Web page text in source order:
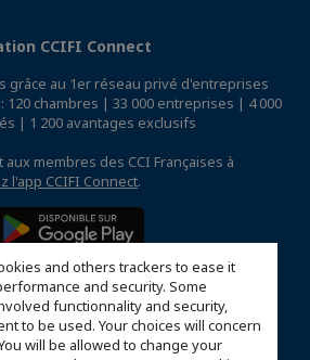
and others trackers to ease it
and security. Some
functionnality and security,
to be used. Your choices will concern
will be allowed to change your
CCIFI Connect
grâce au 1er réseau privé d'entreprises
120 chambres | 33 000 entreprises | 4 000
| 1 200 avantages exclusifs
membres des CCI Françaises à
l'app CCIFI Connect.